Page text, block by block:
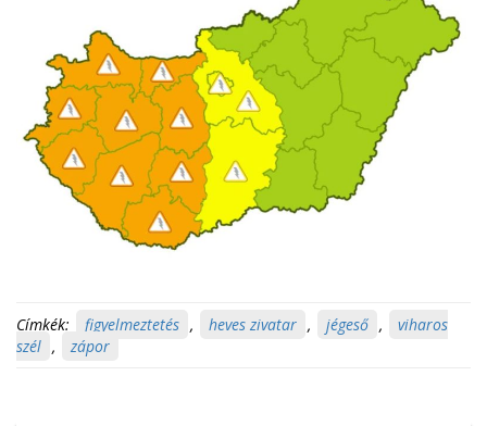
Címkék: figyelmeztetés , heves zivatar , jégeső ,
viharos
szél , zápor